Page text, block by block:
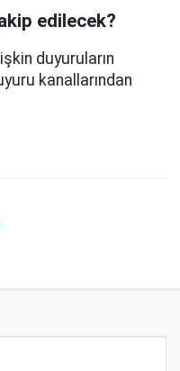
edilecek?
duyuruların
kanallarından